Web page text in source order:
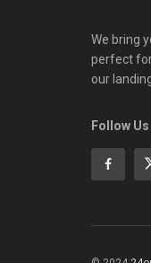
We bring
perfect
our
Follow Us